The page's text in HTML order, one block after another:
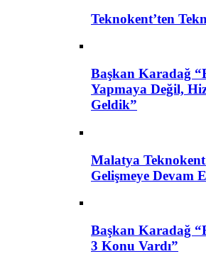
Teknokent’ten
Başkan Karadağ
Yapmaya Değil,
Geldik”
Malatya
Gelişmeye Devam
Başkan Karadağ
3 Konu Vardı”